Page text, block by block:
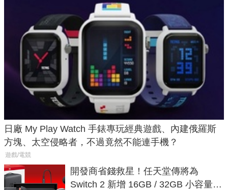
日廠 My Play Watch 手錶專玩經典遊戲、內建俄羅斯
方塊、太空侵略者，不過竟然不能連手機？
遊戲/電競
開發商省錢救星！任天堂傳將為
Switch 2 新增 16GB / 32GB 小容量遊